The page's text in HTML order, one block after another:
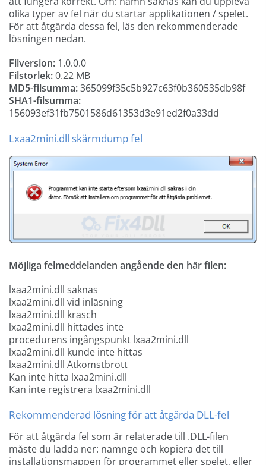
olika typer av fel när du startar applikationen / spelet.
För att åtgärda dessa fel, läs den rekommenderade
lösningen nedan.
Filversion: 1.0.0.0
Filstorlek:0.22 MB
MD5-filsumma:365099f35c5b927c63f0b360535db98f
SHA1-filsumma:
156093ef31fb7501586d61353d3e91ed2f0a33dd
Lxaa2mini.dll skärmdump fel
Möjliga felmeddelanden angående den här filen:
lxaa2mini.dll saknas
lxaa2mini.dll vid inläsning
lxaa2mini.dll krasch
lxaa2mini.dll hittades inte
procedurens ingångspunkt lxaa2mini.dll
lxaa2mini.dll kunde inte hittas
lxaa2mini.dll Åtkomstbrott
Kan inte hitta lxaa2mini.dll
Kan inte registrera lxaa2mini.dll
Rekommenderad lösning för att åtgärda DLL-fel
För att åtgärda fel som är relaterade till .DLL-filen
måste du ladda ner: namnge och kopiera det till
installationsmappen för programmet eller spelet, eller